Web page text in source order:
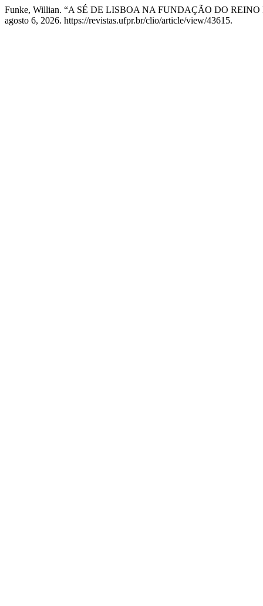
Funke, Willian. “A SÉ DE LISBOA NA FUNDAÇÃO DO REINO
agosto 6, 2026. https://revistas.ufpr.br/clio/article/view/43615.